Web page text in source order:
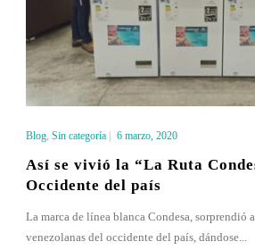
Blog, Sin categoría| 6 marzo, 2020
Así se vivió la “La Ruta
Occidente del país
La marca de línea blanca Condesa, sorprendió
venezolanas del occidente del país, dándose...